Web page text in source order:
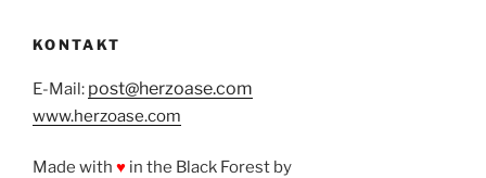
KONTAKT
E-Mail: post@herzoase.com
www.herzoase.com
Made with ♥ in the Black Forest by